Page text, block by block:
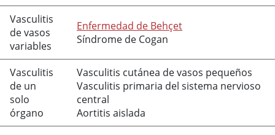
Vasculitis
de vasos
variables
Enfermedad de Behçet
Síndrome de Cogan
Vasculitis
de un
solo
órgano
Vasculitis cutánea de vasos pequeños
Vasculitis primaria del sistema nervioso
central
Aortitis aislada